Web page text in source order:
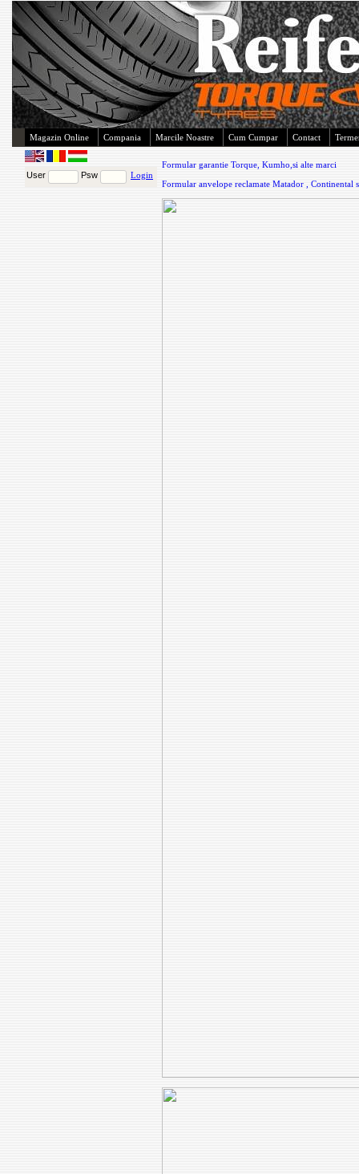
Magazin Online Compania Marcile Noastre Cum Cumpar Contact
User Psw Login
Formular garantie Torque, Kumho,si alte marci
Formular anvelope reclamate Matador , Continental